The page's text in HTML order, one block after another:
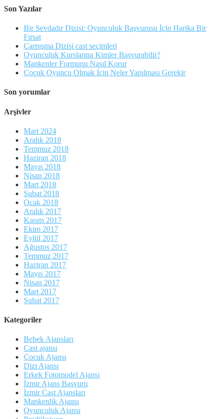
Son Yazılar
Bir Sevdadır Dizisi: Oyunculuk Başvurusu İçin Harika Bir
Fırsat
Çarpışma Dizisi cast seçimleri
Oyunculuk Kurslarına Kimler Başvurabilir?
Mankenler Formunu Nasıl Korur
Çocuk Oyuncu Olmak İçin Neler Yapılması Gerekir
Son yorumlar
Arşivler
Mart 2024
Aralık 2018
Temmuz 2018
Haziran 2018
Mayıs 2018
Nisan 2018
Mart 2018
Şubat 2018
Ocak 2018
Aralık 2017
Kasım 2017
Ekim 2017
Eylül 2017
Ağustos 2017
Temmuz 2017
Haziran 2017
Mayıs 2017
Nisan 2017
Mart 2017
Şubat 2017
Kategoriler
Bebek Ajansları
Cast ajansı
Çocuk Ajansı
Dizi Ajansı
Erkek Fotomodel Ajansı
İzmir Ajans Başvuru
İzmir Cast Ajansları
Mankenlik Ajansı
Oyunculuk Ajansı